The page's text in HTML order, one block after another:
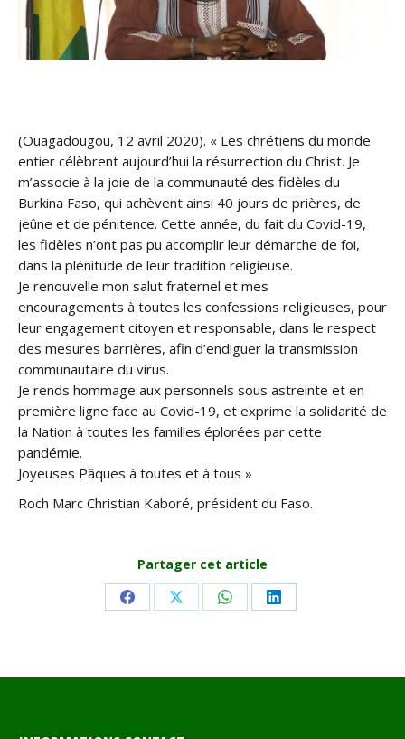
(Ouagadougou, 12 avril 2020). « Les chrétiens du monde
entier célèbrent aujourd’hui la résurrection du Christ. Je
m’associe à la joie de la communauté des fidèles du
Burkina Faso, qui achèvent ainsi 40 jours de prières, de
jeûne et de pénitence. Cette année, du fait du Covid-19,
les fidèles n’ont pas pu accomplir leur démarche de foi,
dans la plénitude de leur tradition religieuse.
Je renouvelle mon salut fraternel et mes
encouragements à toutes les confessions religieuses, pour
leur engagement citoyen et responsable, dans le respect
des mesures barrières, afin d’endiguer la transmission
communautaire du virus.
Je rends hommage aux personnels sous astreinte et en
première ligne face au Covid-19, et exprime la solidarité de
la Nation à toutes les familles éplorées par cette
pandémie.
Joyeuses Pâques à toutes et à tous »
Roch Marc Christian Kaboré, président du Faso.
Partager cet article
Share Share Share Share